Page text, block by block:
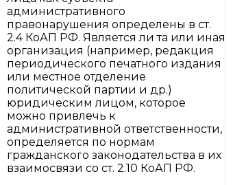
административного
правонарушения определены в ст.
2.4 КоАП РФ. Является ли та или иная
организация (например, редакция
периодического печатного издания
или местное отделение
политической партии и др.)
юридическим лицом, которое
можно привлечь к
административной ответственности,
определяется по нормам
гражданского законодательства в их
взаимосвязи со ст. 2.10 КоАП РФ.